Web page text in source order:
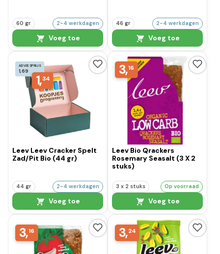
60 gr 2-4 werkdagen
Voeg toe
46 gr 2-4 werkdagen
Voeg toe
ADVIESPRIJS
1,69
1,34
Leev Leev Cracker Spelt
Zad/Pit Bio (44 gr)
44 gr 2-4 werkdagen
Voeg toe
3,16
Leev Bio Qrackers
Rosemary Seasalt (3 X 2
stuks)
3 x 2 stuks Op voorraad
Voeg toe
3,16 3,24